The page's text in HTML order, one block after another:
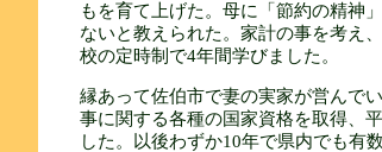
もを育て上げた。母に「節約の精神
ないと教えられた。家計の事を考え
校の定時制で4年間学びました。
縁あって佐伯市で妻の実家が営んで
事に関する各種の国家資格を取得、
した。以後わずか10年で県内でも有